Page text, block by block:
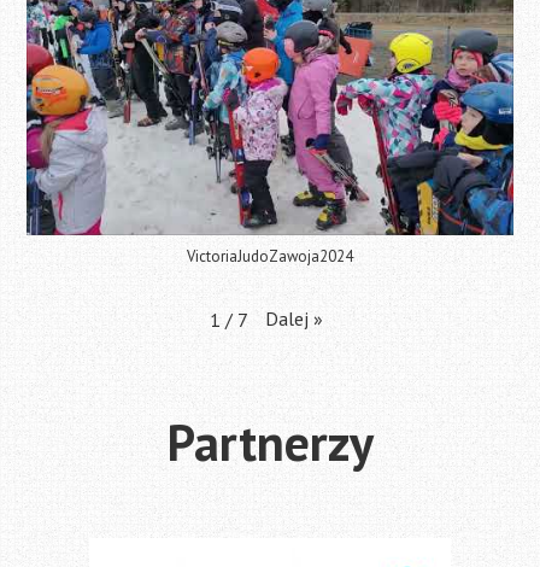
VictoriaJudoZawoja2024
1 / 7 Dalej »
Partnerzy